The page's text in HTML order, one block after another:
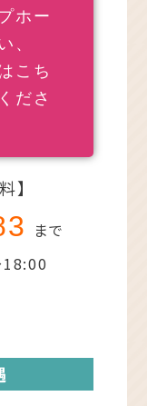
ホー
、
こち
ださ
】
まで